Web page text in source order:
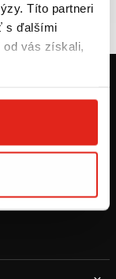
Títo partneri
s ďalšími
vás získali,
INFO